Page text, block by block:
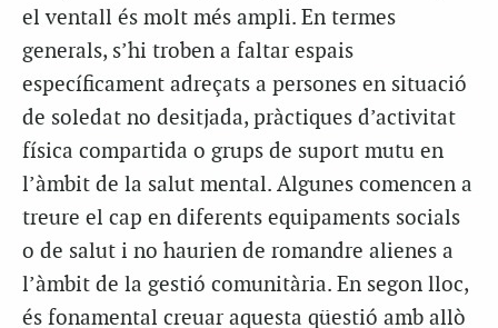
el ventall és molt més ampli. En termes
generals, s’hi troben a faltar espais
específicament adreçats a persones en situació
de soledat no desitjada, pràctiques d’activitat
física compartida o grups de suport mutu en
l’àmbit de la salut mental. Algunes comencen a
treure el cap en diferents equipaments socials
o de salut i no haurien de romandre alienes a
l’àmbit de la gestió comunitària. En segon lloc,
és fonamental creuar aquesta qüestió amb allò